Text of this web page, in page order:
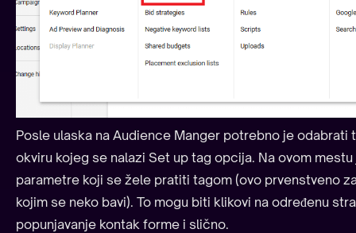
Posle ulaska na Audience Manger potrebno je odabrati
okviru kojeg se nalazi Set up tag opcija. Na ovom
parametre koji se žele pratiti tagom (ovo prvenstveno
kojim se neko bavi). To mogu biti klikovi na određenu
popunjavanje kontak forme i slično.